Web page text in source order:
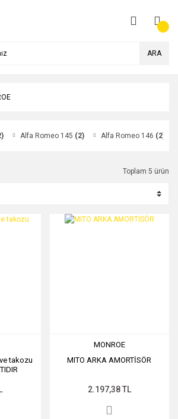
ARA
Alfa Romeo 145 (2) Alfa Romeo 146 (2)
Toplam 5 ürün
takozu
MONROE
MITO ARKA AMORTİSÖR
2.197,38 TL